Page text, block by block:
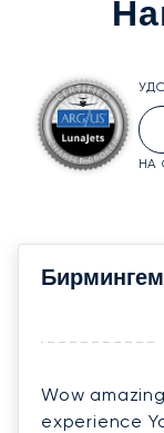
НА
Бирмингем
Wow
experience